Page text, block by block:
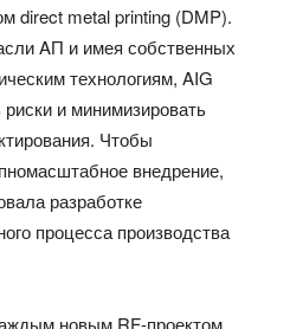
direct metal printing (DMP).
AП и имея собственных
технологиям, AIG
и минимизировать
Чтобы
внедрение,
разработке
процесса производства
новым RF-проектом,